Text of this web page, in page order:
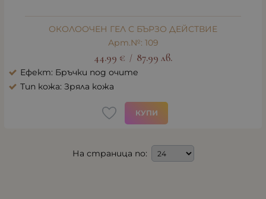
ОКОЛООЧЕН ГЕЛ С БЪРЗО ДЕЙСТВИЕ
Арт.№: 109
44.99 € / 87.99 лв.
Ефект: Бръчки под очите
Тип кожа: Зряла кожа
КУПИ
На страница по: